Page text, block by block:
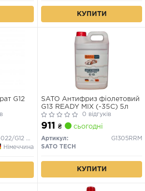
КУПИТИ
G12
99-022/G12 RED
Німеччина
SATO Антифриз фіолетовий
G13 READY MIX (-35С) 5л
0 відгуків
911 ₴ сьогодні
Артикул:
G1305RRM
SATO TECH
КУПИТИ